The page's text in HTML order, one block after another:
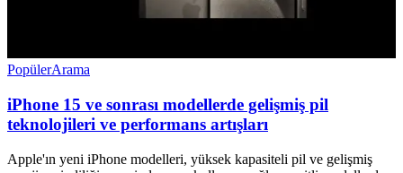
PopülerArama
iPhone 15 ve sonrası modellerde gelişmiş pil
teknolojileri ve performans artışları
Apple'ın yeni iPhone modelleri, yüksek kapasiteli pil ve gelişmiş